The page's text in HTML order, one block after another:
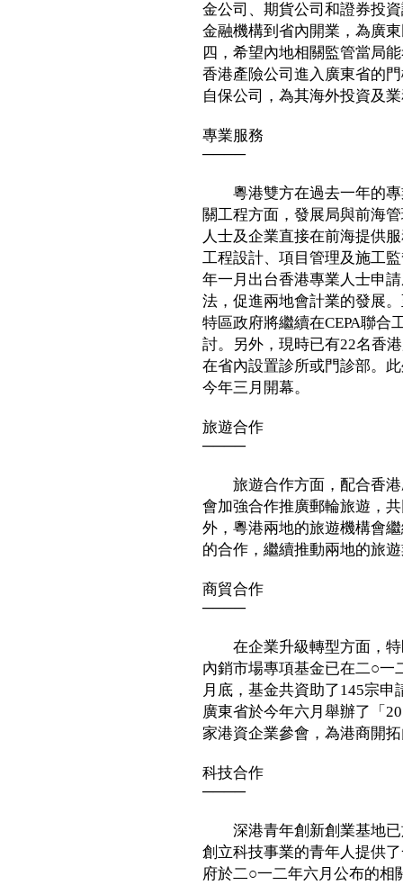
金公司、期貨公司和證券投
金融機構到省內開業，為廣
四，希望內地相關監管當局
香港產險公司進入廣東省的
自保公司，為其海外投資及
專業服務
────
粵港雙方在過去一年的專
關工程方面，發展局與前海
人士及企業直接在前海提供
工程設計、項目管理及施工
年一月出台香港專業人士申
法，促進兩地會計業的發展
特區政府將繼續在CEPA聯合
討。另外，現時已有22名香
在省內設置診所或門診部。
今年三月開幕。
旅遊合作
────
旅遊合作方面，配合香港
會加強合作推廣郵輪旅遊，
外，粵港兩地的旅遊機構會
的合作，繼續推動兩地的旅
商貿合作
────
在企業升級轉型方面，特
內銷市場專項基金已在二○一
月底，基金共資助了145宗
廣東省於今年六月舉辦了「
家港資企業參會，為港商開
科技合作
────
深港青年創新創業基地已
創立科技事業的青年人提供
府於二○一二年六月公布的相